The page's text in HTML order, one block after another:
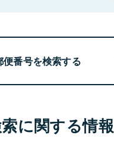
便番号を検索する
に関する情報